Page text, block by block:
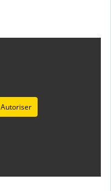
Autoriser